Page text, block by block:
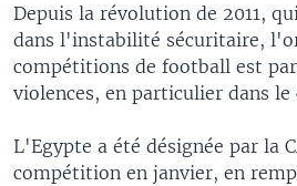
Depuis la révolution de 2011,
dans l'instabilité sécuritaire,
compétitions de football est
violences, en particulier dans
L'Egypte a été désignée par la
compétition en janvier, en